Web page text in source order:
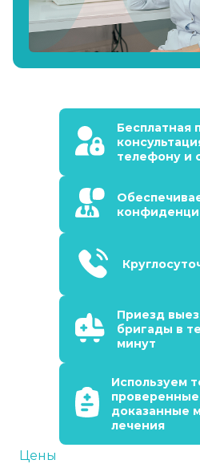
Бесплатная
телефону и
Приезд
бригады в
минут
Используем
доказанные
лечения
Цены